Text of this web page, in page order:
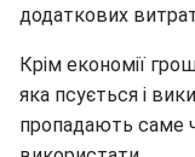
додаткових
Крім економії
яка псується і
пропадають саме